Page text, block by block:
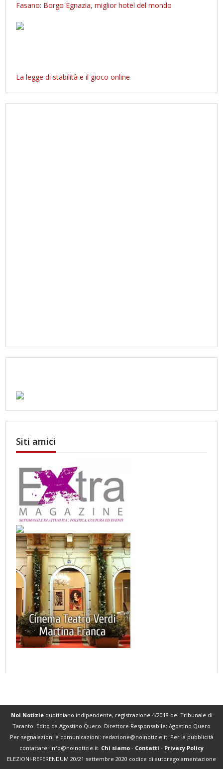
Fasano: Borgo Egnazia, miglior hotel del mondo
La legge di stabilità e il gioco online
Siti amici
Noi Notiziequotidiano indipendente, registrazione 4/2018 del Tribunale di
Taranto. Edito da Agostino Quero. Direttore Responsabile: Agostino Quero
Per segnalazioni e comunicazioni: redazione@noinotizie.it. Per la pubblicità
contattare: info@noinotizie.it Chi siamo - Contatti - Privacy Policy
ELEZIONI-REFERENDUM 20/21 settembre 2020 codice di autoregolamentazione